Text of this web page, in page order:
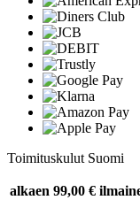
Toimituskulut Suomi
alkaen 99,00 €